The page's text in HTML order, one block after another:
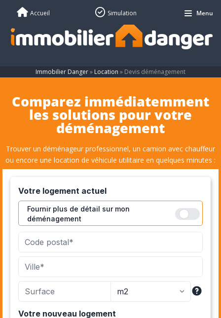
Immobilier Danger» Location » Devis déménagement
Comparez immédiatemment
les solutions pour votre
déménagement
Trouver un déménageur professionnel, un camion avec chauffeur
ou encore une location de véhicule utilitaire en quelques minutes :
Accueil Simulation Menu